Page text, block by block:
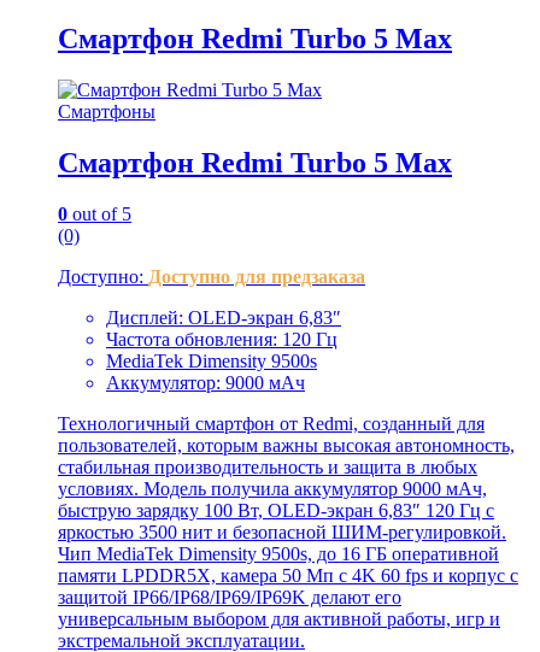
Смартфон Redmi Turbo 5 Max
Смартфоны
Смартфон Redmi Turbo 5 Max
0 out of 5
(0)
Доступно: Доступно для предзаказа
Дисплей: OLED-экран 6,83″
Частота обновления: 120 Гц
MediaTek Dimensity 9500s
Аккумулятор: 9000 мАч
Технологичный смартфон от Redmi, созданный для
пользователей, которым важны высокая автономность,
стабильная производительность и защита в любых
условиях. Модель получила аккумулятор 9000 мАч,
быструю зарядку 100 Вт, OLED-экран 6,83″ 120 Гц с
яркостью 3500 нит и безопасной ШИМ-регулировкой.
Чип MediaTek Dimensity 9500s, до 16 ГБ оперативной
памяти LPDDR5X, камера 50 Мп с 4K 60 fps и корпус с
защитой IP66/IP68/IP69/IP69K делают его
универсальным выбором для активной работы, игр и
экстремальной эксплуатации.